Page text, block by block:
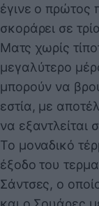
έγινε ο πρώτος
σκοράρει σε
Ματς χωρίς
μεγαλύτερο
μπορούν να
εστία, με
να εξαντλείται
Το μοναδικό
έξοδο του
Σάντσες, ο